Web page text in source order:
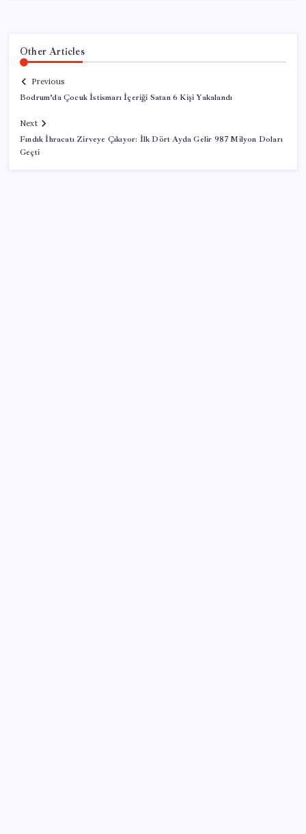
Other Articles
Previous
Bodrum’da Çocuk İstismarı İçeriği Satan 6 Kişi Yakalandı
Next
Fındık İhracatı Zirveye Çıkıyor: İlk Dört Ayda Gelir 987 Milyon Doları
Geçti